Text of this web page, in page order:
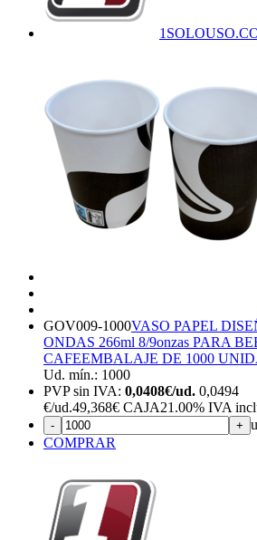
GOV009-1000VASO PAPEL
ONDAS 266ml 8/9onzas PARA
CAFEEMBALAJE DE 1000
Ud. mín.: 1000
PVP sin IVA: 0,0408€/ud. 0,0494
€/ud.49,368€ CAJA21.00% IVA
- +
COMPRAR